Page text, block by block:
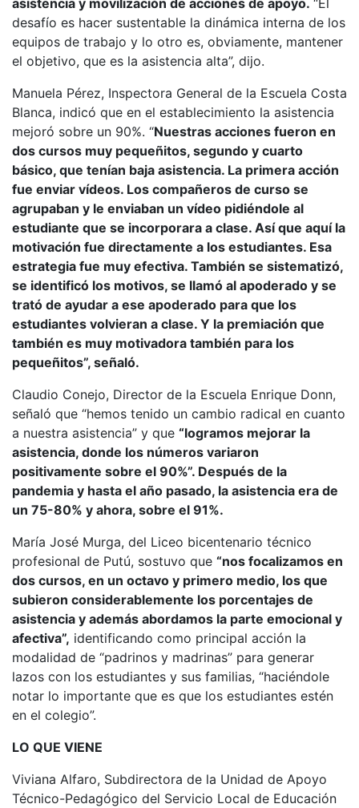
asistencia y movilización de acciones de apoyo. “El
desafío es hacer sustentable la dinámica interna de los
equipos de trabajo y lo otro es, obviamente, mantener
el objetivo, que es la asistencia alta”, dijo.
Manuela Pérez, Inspectora General de la Escuela Costa
Blanca, indicó que en el establecimiento la asistencia
mejoró sobre un 90%. “Nuestras acciones fueron en
dos cursos muy pequeñitos, segundo y cuarto
básico, que tenían baja asistencia. La primera acción
fue enviar vídeos. Los compañeros de curso se
agrupaban y le enviaban un vídeo pidiéndole al
estudiante que se incorporara a clase. Así que aquí la
motivación fue directamente a los estudiantes. Esa
estrategia fue muy efectiva. También se sistematizó,
se identificó los motivos, se llamó al apoderado y se
trató de ayudar a ese apoderado para que los
estudiantes volvieran a clase. Y la premiación que
también es muy motivadora también para los
pequeñitos”, señaló.
Claudio Conejo, Director de la Escuela Enrique Donn,
señaló que “hemos tenido un cambio radical en cuanto
a nuestra asistencia” y que “logramos mejorar la
asistencia, donde los números variaron
positivamente sobre el 90%”. Después de la
pandemia y hasta el año pasado, la asistencia era de
un 75-80% y ahora, sobre el 91%.
María José Murga, del Liceo bicentenario técnico
profesional de Putú, sostuvo que “nos focalizamos en
dos cursos, en un octavo y primero medio, los que
subieron considerablemente los porcentajes de
asistencia y además abordamos la parte emocional y
afectiva”, identificando como principal acción la
modalidad de “padrinos y madrinas” para generar
lazos con los estudiantes y sus familias, “haciéndole
notar lo importante que es que los estudiantes estén
en el colegio”.
LO QUE VIENE
Viviana Alfaro, Subdirectora de la Unidad de Apoyo
Técnico-Pedagógico del Servicio Local de Educación